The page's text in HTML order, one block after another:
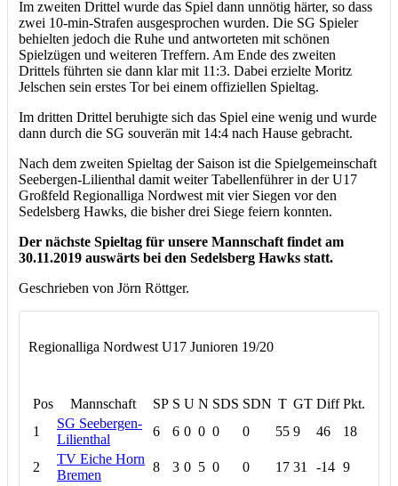
Im zweiten Drittel wurde das Spiel dann unnötig härter, so dass
zwei 10-min-Strafen ausgesprochen wurden. Die SG Spieler
behielten jedoch die Ruhe und antworteten mit schönen
Spielzügen und weiteren Treffern. Am Ende des zweiten
Drittels führten sie dann klar mit 11:3. Dabei erzielte Moritz
Jelschen sein erstes Tor bei einem offiziellen Spieltag.
Im dritten Drittel beruhigte sich das Spiel eine wenig und wurde
dann durch die SG souverän mit 14:4 nach Hause gebracht.
Nach dem zweiten Spieltag der Saison ist die Spielgemeinschaft
Seebergen-Lilienthal damit weiter Tabellenführer in der U17
Großfeld Regionalliga Nordwest mit vier Siegen vor den
Sedelsberg Hawks, die bisher drei Siege feiern konnten.
Der nächste Spieltag für unsere Mannschaft findet am
30.11.2019 auswärts bei den Sedelsberg Hawks statt.
Geschrieben von Jörn Röttger.
Regionalliga Nordwest U17 Junioren 19/20
Pos Mannschaft SP S U N SDS SDN T GT Diff Pkt.
1
SG Seebergen-
Lilienthal
6 6 0 0 0 0 55 9 46 18
2
TV Eiche Horn
Bremen
8 3 0 5 0 0 17 31 -14 9